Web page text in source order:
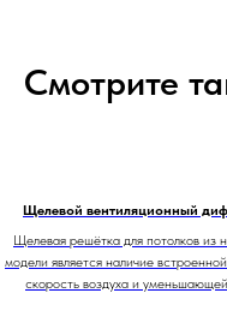
Смотрите
Щелевой вентиляционный
Щелевая решётка для потолков из
модели является наличие
скорость воздуха и